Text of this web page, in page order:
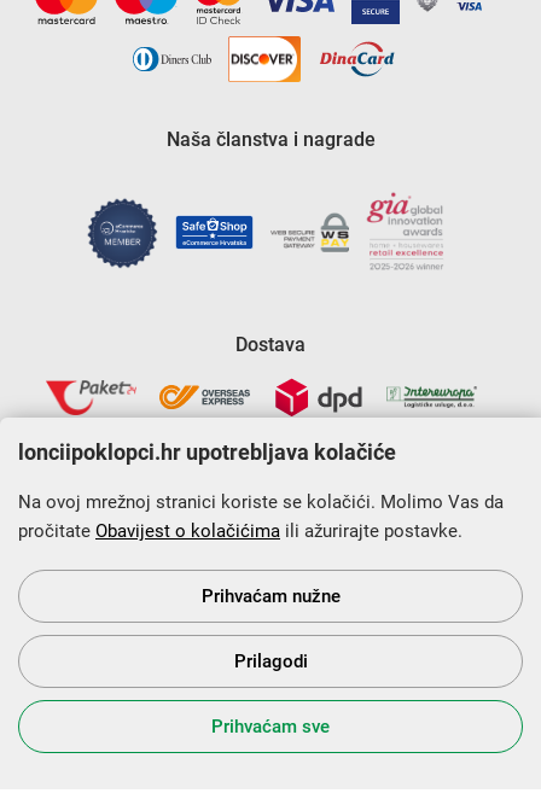
Naša članstva i nagrade
Dostava
Krajnji primatelj financijskog instrumenta sufinanciranog iz
Europskog fonda za regionalni razvoj u sklopu Operativnog
programa „Konkurentnost i kohezija”.
s Vama od 2014. godine!
lonciipoklopci.hr upotrebljava kolačiće
Na ovoj mrežnoj stranici koriste se kolačići. Molimo Vas da
pročitate Obavijest o kolačićima ili ažurirajte postavke.
Prihvaćam nužne
Prilagodi
Prihvaćam sve